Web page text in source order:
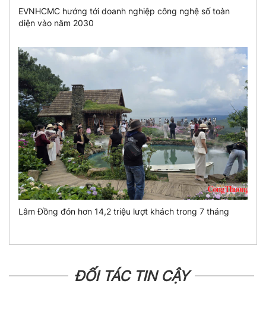
EVNHCMC hướng tới doanh nghiệp công nghệ số toàn
diện vào năm 2030
Lâm Đồng đón hơn 14,2 triệu lượt khách trong 7 tháng
ĐỐI TÁC TIN CẬY